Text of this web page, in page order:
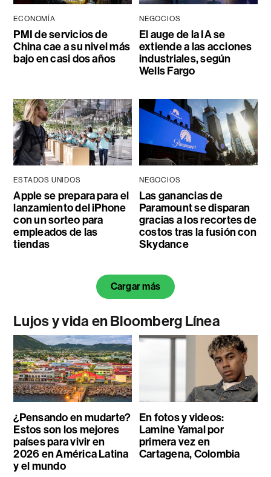
ECONOMÍA
PMI de servicios de
China cae a su nivel más
bajo en casi dos años
NEGOCIOS
El auge de la IA se
extiende a las acciones
industriales, según
Wells Fargo
ESTADOS UNIDOS
Apple se prepara para el
lanzamiento del iPhone
con un sorteo para
empleados de las
tiendas
NEGOCIOS
Las ganancias de
Paramount se disparan
gracias a los recortes de
costos tras la fusión con
Skydance
Cargar más
Lujos y vida en Bloomberg Línea
¿Pensando en mudarte?
Estos son los mejores
países para vivir en
2026 en América Latina
y el mundo
En fotos y videos:
Lamine Yamal por
primera vez en
Cartagena, Colombia